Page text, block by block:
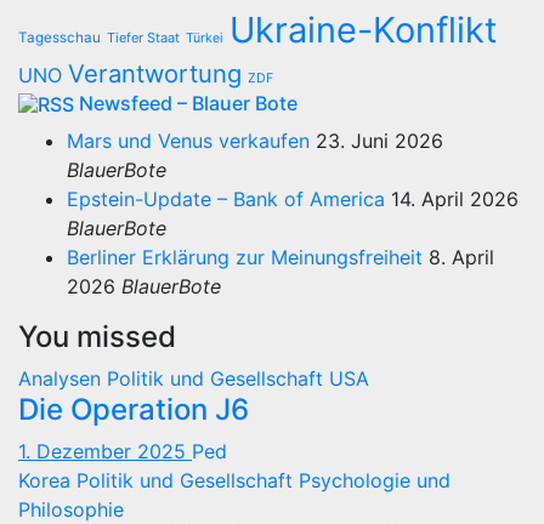
Tagesschau Tiefer Staat Türkei Ukraine-Konflikt
UNO Verantwortung ZDF
Newsfeed – Blauer Bote
Mars und Venus verkaufen 23. Juni 2026
BlauerBote
Epstein-Update – Bank of America 14. April 2026
BlauerBote
Berliner Erklärung zur Meinungsfreiheit 8. April
2026 BlauerBote
You missed
Analysen Politik und Gesellschaft USA
Die Operation J6
1. Dezember 2025 Ped
Korea Politik und Gesellschaft Psychologie und
Philosophie